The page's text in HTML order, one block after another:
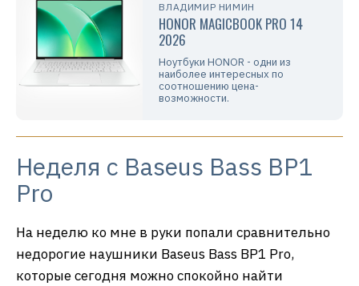
ВЛАДИМИР НИМИН
HONOR MAGICBOOK PRO 14
2026
Ноутбуки HONOR - одни из
наиболее интересных по
соотношению цена-
возможности.
Неделя с Baseus Bass BP1
Pro
На неделю ко мне в руки попали сравнительно
недорогие наушники Baseus Bass BP1 Pro,
которые сегодня можно спокойно найти